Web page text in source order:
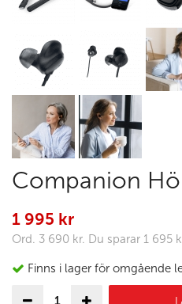
Companion
1 995 kr
Ord. 3 690 kr. Du sparar 1 695
Finns i lager för omgående